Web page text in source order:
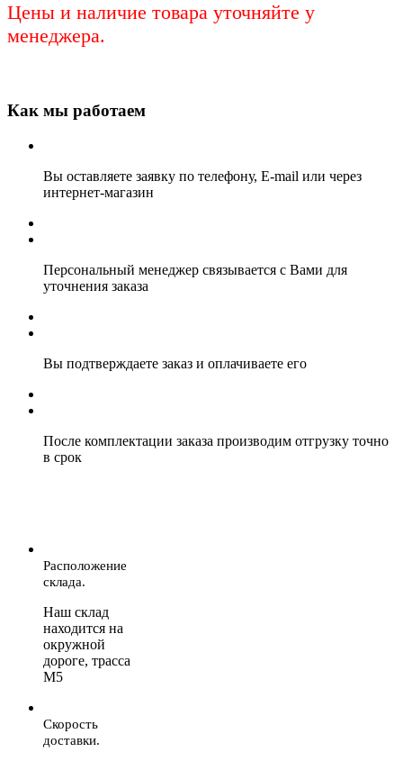
Цены и наличие товара уточняйте у
менеджера.
Как мы работаем
Вы оставляете заявку по телефону, E-mail или через
интернет-магазин
Персональный менеджер связывается с Вами для
уточнения заказа
Вы подтверждаете заказ и оплачиваете его
После комплектации заказа производим отгрузку точно
в срок
Расположение
склада.
Наш склад
находится на
окружной
дороге, трасса
М5
Скорость
доставки.